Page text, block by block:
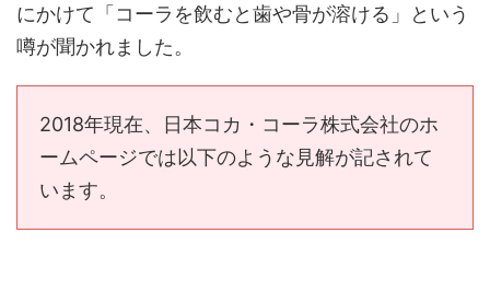
にかけて「コーラを飲むと歯や骨が溶ける」という
噂が聞かれました。
2018年現在、日本コカ・コーラ株式会社のホ
ームページでは以下のような見解が記されて
います。